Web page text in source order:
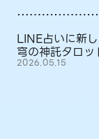
LINE占いに新
穹の神託タロッ
2026.05.15